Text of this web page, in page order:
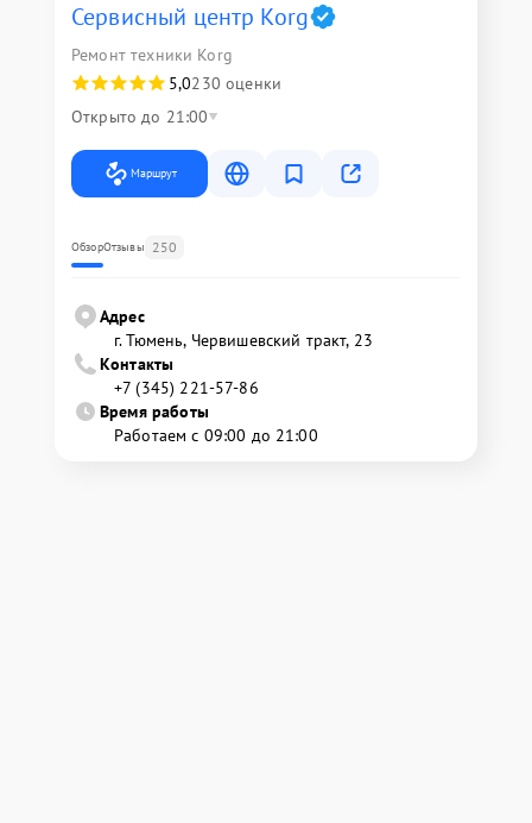
Сервисный центр Korg
Ремонт техники Korg
5,0230 оценки
Открыто до 21:00
Маршрут
ОбзорОтзывы 250
Адрес
г. Тюмень, ​Червишевский тракт, 23
Контакты
+7 (345) 221-57-86
Время работы
Работаем с 09:00 до 21:00